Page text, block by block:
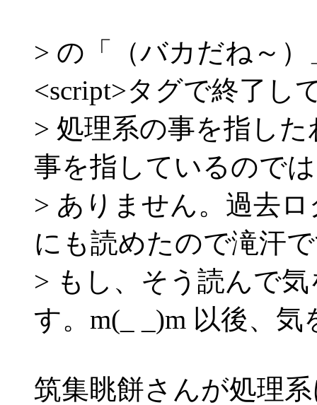
> の「（バカだね～
<script>タグで終了し
> 処理系の事を指し
事を指しているのでは
> ありません。過去
にも読めたので滝汗
> もし、そう読んで
す。m(_ _)m 以後、
筑集眺餅さんが処理